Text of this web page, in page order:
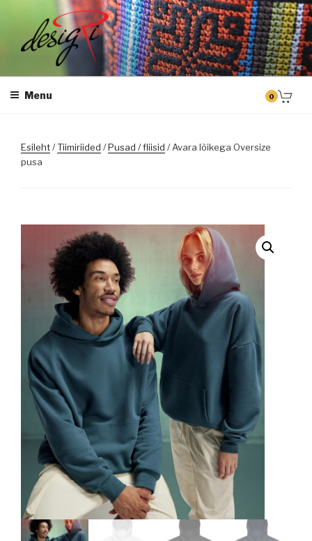
content
DESIGRI
Masintikkimine, tiimiriided, logo riietele tikkimine, kodukoha pusad,
Menu 0
Esileht/Tiimiriided /Pusad / fliisid / Avara lõikega Oversize
pusa